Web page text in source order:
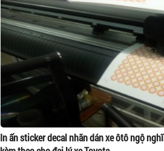
In ấn sticker decal nhãn dán xe ôtô ngộ